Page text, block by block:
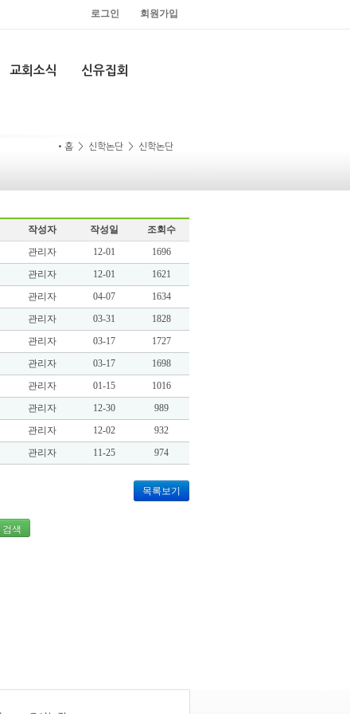
로그인 회원가입
교회소식 신유집회
•홈 > 신학논단 > 신학논단
작성자 작성일
조회수
관리자 12-01
1696
관리자 12-01
1621
관리자 04-07
1634
관리자 03-31
1828
관리자 03-17
1727
관리자 03-17
1698
관리자 01-15
1016
관리자 12-30
989
관리자 12-02
932
관리자 11-25 974
목록보기
검색